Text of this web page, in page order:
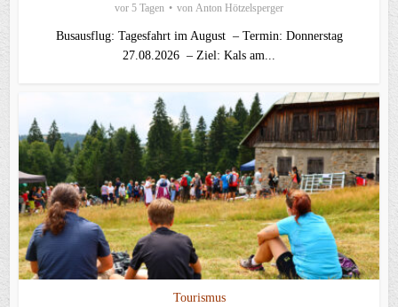
vor 5 Tagen von Anton Hötzelsperger
Busausflug: Tagesfahrt im August – Termin: Donnerstag
27.08.2026 – Ziel: Kals am...
Tourismus